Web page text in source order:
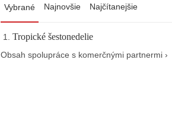
Vybrané Najnovšie Najčítanejšie
Tropické šestonedelie
Obsah spolupráce s komerčnými partnermi ›